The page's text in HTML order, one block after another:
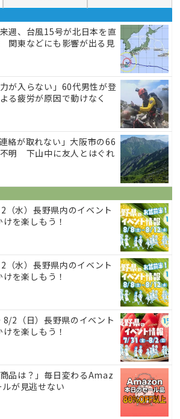
来週、台風15号が北日本を直
関東などにも影響が出る見
力が入らない」60代男性が登
る疲労が原因で動けなく
絡が取れない」大阪市の66
明 下山中に友人とはぐれ
（水）長野県内のイベント
を楽しもう！
（水）長野県内のイベント
を楽しもう！
2（日）長野県のイベント
を楽しもう！
商品は？」毎日変わるAmaz
が見逃せない